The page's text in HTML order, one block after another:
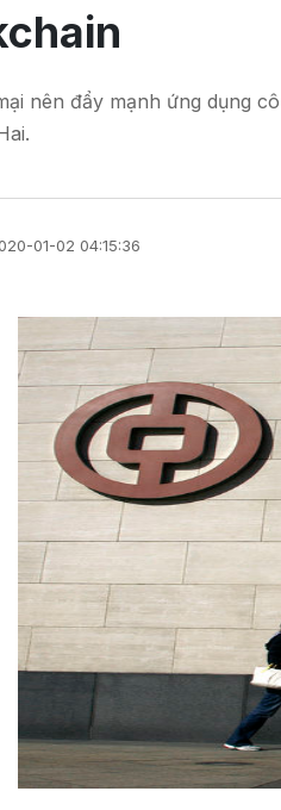
nên đẩy mạnh ứng dụng
01-02 04:15:36